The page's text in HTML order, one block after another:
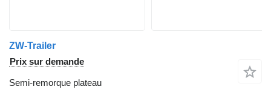
ZW-Trailer
Prix sur demande
Semi-remorque plateau